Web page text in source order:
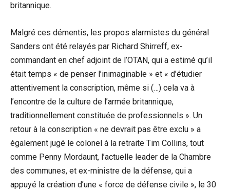
britannique.
Malgré ces démentis, les propos alarmistes du général
Sanders ont été relayés par Richard Shirreff, ex-
commandant en chef adjoint de l’OTAN, qui a estimé qu’il
était temps « de penser l’inimaginable » et « d’étudier
attentivement la conscription, même si (…) cela va à
l’encontre de la culture de l’armée britannique,
traditionnellement constituée de professionnels ». Un
retour à la conscription « ne devrait pas être exclu » a
également jugé le colonel à la retraite Tim Collins, tout
comme Penny Mordaunt, l’actuelle leader de la Chambre
des communes, et ex-ministre de la défense, qui a
appuyé la création d’une « force de défense civile », le 30